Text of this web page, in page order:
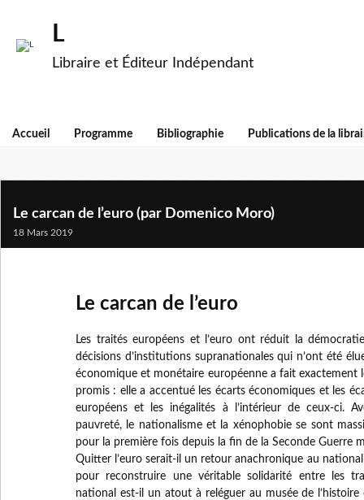
L
Libraire et Éditeur Indépendant
Accueil Programme Bibliographie Publications de la
Le carcan de l’euro (par Domenico Moro)
18 Mars 2019
Le carcan de l’euro
Les traités européens et l’euro ont réduit la
décisions d’institutions supranationales qui n’ont été
économique et monétaire européenne a fait exactement
promis : elle a accentué les écarts économiques et les
européens et les inégalités à l’intérieur de ceux-ci.
pauvreté, le nationalisme et la xénophobie se sont
pour la première fois depuis la fin de la Seconde Guerre
Quitter l’euro serait-il un retour anachronique au
pour reconstruire une véritable solidarité entre les
national est-il un atout à reléguer au musée de